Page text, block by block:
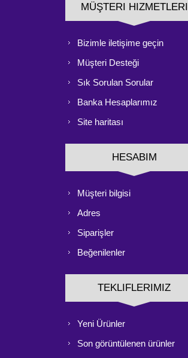
MÜŞTERI HIZMETLERI
Bizimle iletişime geçin
Müşteri Desteği
Sık Sorulan Sorular
Banka Hesaplarımız
Site haritası
HESABIM
Müşteri bilgisi
Adres
Siparişler
Beğenilenler
TEKLIFLERIMIZ
Yeni Ürünler
Son görüntülenen ürünler